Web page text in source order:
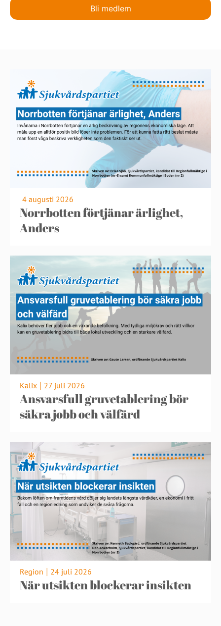
Bli medlem
4 augusti 2026
Norrbotten förtjänar ärlighet,
Anders
Kalix 27 juli 2026
Ansvarsfull gruvetablering bör
säkra jobb och välfärd
Region 24 juli 2026
När utsikten blockerar insikten